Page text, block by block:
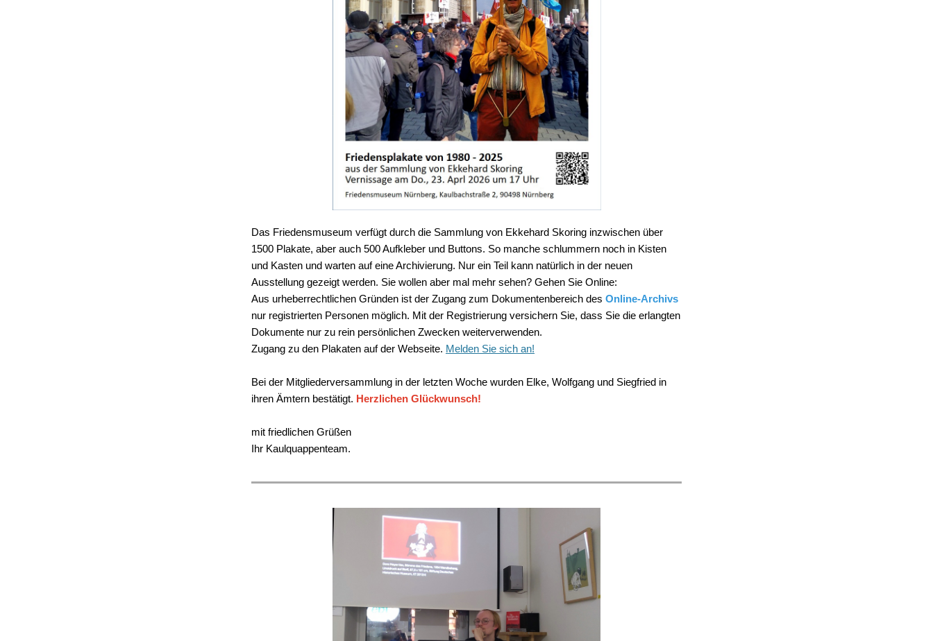
Das Friedensmuseum verfügt durch die Sammlung von Ekkehard Skoring inzwischen über
1500 Plakate, aber auch 500 Aufkleber und Buttons. So manche schlummern noch in Kisten
und Kasten und warten auf eine Archivierung. Nur ein Teil kann natürlich in der neuen
Ausstellung gezeigt werden. Sie wollen aber mal mehr sehen? Gehen Sie Online:
Aus urheberrechtlichen Gründen ist der Zugang zum Dokumentenbereich des Online-Archivs
nur registrierten Personen möglich. Mit der Registrierung versichern Sie, dass Sie die erlangten
Dokumente nur zu rein persönlichen Zwecken weiterverwenden.
Zugang zu den Plakaten auf der Webseite. Melden Sie sich an!
Bei der Mitgliederversammlung in der letzten Woche wurden Elke, Wolfgang und Siegfried in
ihren Ämtern bestätigt. Herzlichen Glückwunsch!
mit friedlichen Grüßen
Ihr Kaulquappenteam.